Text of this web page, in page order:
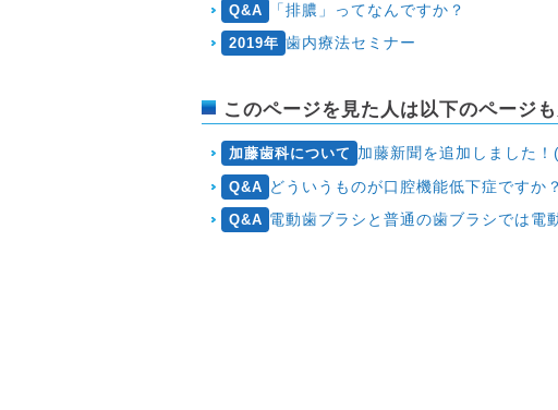
日
~12:00)
Q&A 「排膿」ってなんですか？
2019年 歯内療法セミナー
このページを見た人は以下のページ
加藤歯科について 加藤新聞を追加しました
Q&A どういうものが口腔機能低下症ですか？
Q&A 電動歯ブラシと普通の歯ブラシでは電